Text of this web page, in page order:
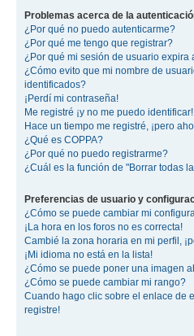
Problemas acerca de la
¿Por qué no puedo autenticarme?
¿Por qué me tengo que registrar?
¿Por qué mi sesión de usuario expira
¿Cómo evito que mi nombre de
identificados?
¡Perdí mi contraseña!
Me registré ¡y no me puedo identificar!
Hace un tiempo me registré, ¡pero
¿Qué es COPPA?
¿Por qué no puedo registrarme?
¿Cuál es la función de "Borrar todas
Preferencias de usuario y
¿Cómo se puede cambiar mi
¡La hora en los foros no es correcta!
Cambié la zona horaria en mi perfil,
¡Mi idioma no está en la lista!
¿Cómo se puede poner una imagen
¿Cómo se puede cambiar mi rango?
Cuando hago clic sobre el enlace de
registre!